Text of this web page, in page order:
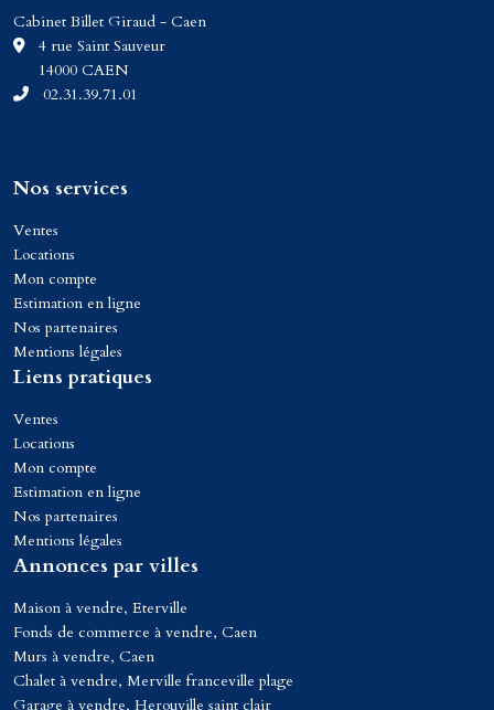
Cabinet Billet Giraud - Caen
4 rue Saint Sauveur
14000 CAEN
02.31.39.71.01
Nos services
Ventes
Locations
Mon compte
Estimation en ligne
Nos partenaires
Mentions légales
Liens pratiques
Ventes
Locations
Mon compte
Estimation en ligne
Nos partenaires
Mentions légales
Annonces par villes
Maison à vendre, Eterville
Fonds de commerce à vendre, Caen
Murs à vendre, Caen
Chalet à vendre, Merville franceville plage
Garage à vendre, Herouville saint clair